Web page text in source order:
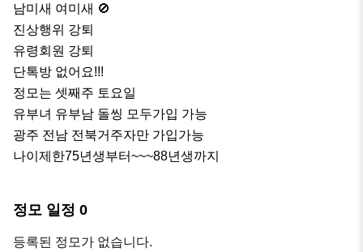
남미새 여미새 🚫
진상행위 강퇴
유령회원 강퇴
단톡방 없어요!!!
정모는 셋째주 토요일
유부녀 유부남 돌씽 모두가입 가능
광주 전남 전북거주자만 가입가능
나이제한75년생부터~~~88년생까지
정모 일정 0
등록된 정모가 없습니다.